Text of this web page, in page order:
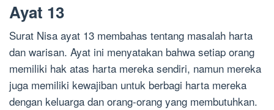
Ayat 13
Surat Nisa ayat 13 membahas tentang masalah harta
dan warisan. Ayat ini menyatakan bahwa setiap orang
memiliki hak atas harta mereka sendiri, namun mereka
juga memiliki kewajiban untuk berbagi harta mereka
dengan keluarga dan orang-orang yang membutuhkan.